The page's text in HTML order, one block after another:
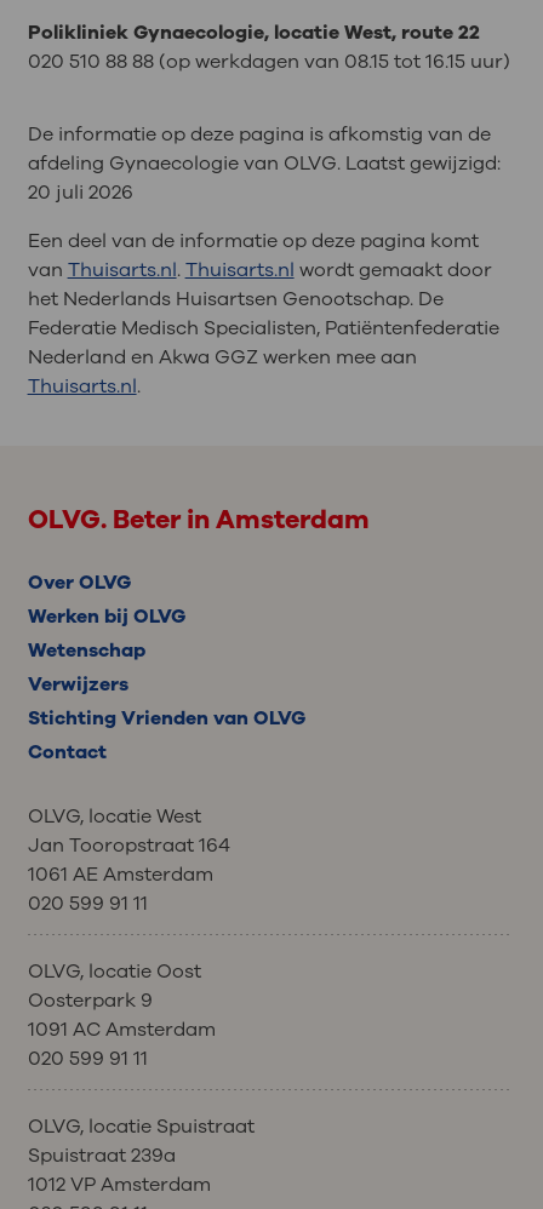
Polikliniek Gynaecologie, locatie West, route 22
020 510 88 88 (op werkdagen van 08.15 tot 16.15 uur)
De informatie op deze pagina is afkomstig van de
afdeling Gynaecologie van OLVG. Laatst gewijzigd:
20 juli 2026
Een deel van de informatie op deze pagina komt
van Thuisarts.nl.Thuisarts.nl wordt gemaakt door
het Nederlands Huisartsen Genootschap. De
Federatie Medisch Specialisten, Patiëntenfederatie
Nederland en Akwa GGZ werken mee aan
Thuisarts.nl.
OLVG. Beter in Amsterdam
Over OLVG
Werken bij OLVG
Wetenschap
Verwijzers
Stichting Vrienden van OLVG
Contact
OLVG, locatie West
Jan Tooropstraat 164
1061 AE Amsterdam
020 599 91 11
OLVG, locatie Oost
Oosterpark 9
1091 AC Amsterdam
020 599 91 11
OLVG, locatie Spuistraat
Spuistraat 239a
1012 VP Amsterdam